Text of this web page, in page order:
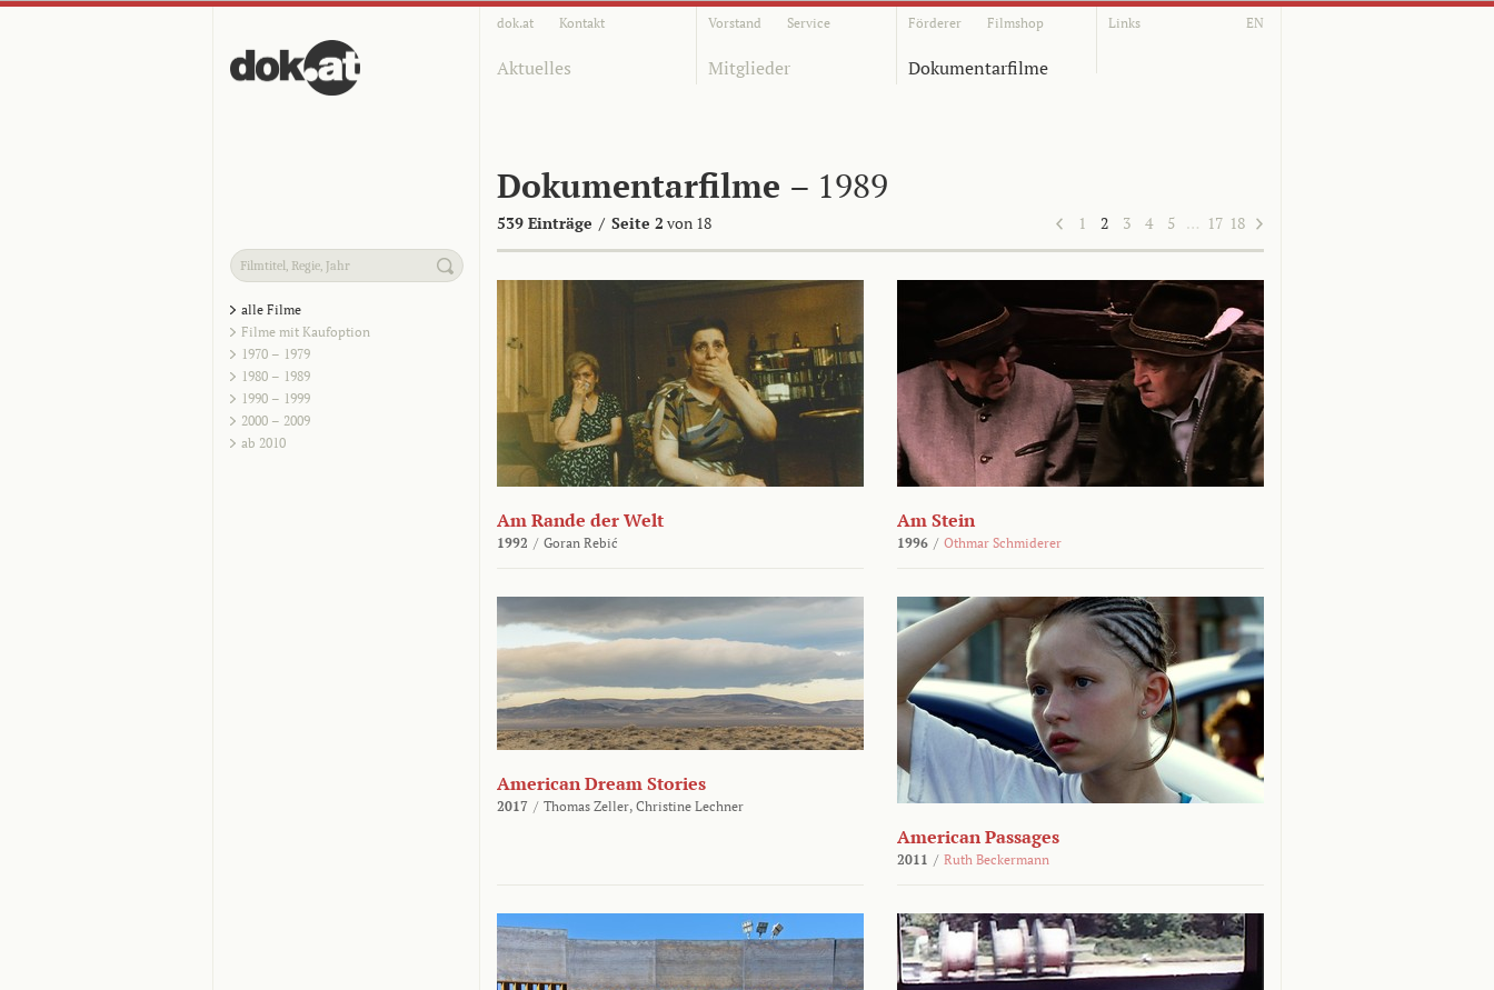
dok.at Kontakt Vorstand Service Förderer Filmshop Links EN
Aktuelles Mitglieder Dokumentarfilme
Dokumentarfilme – 1989
539 Einträge / Seite 2 von 18 1 2 3 4 5 … 17 18
alle Filme
Filme mit Kaufoption
1970 – 1979
1980 – 1989
1990 – 1999
2000 – 2009
ab 2010
Am Rande der Welt
1992 / Goran Rebić
Am Stein
1996 / Othmar Schmiderer
American Dream Stories
2017 / Thomas Zeller, Christine Lechner
American Passages
2011 / Ruth Beckermann